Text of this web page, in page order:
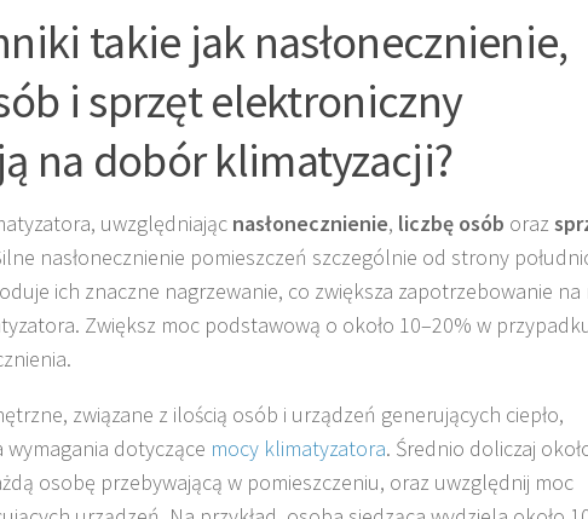
takie jak nasłonecznienie,
i sprzęt elektroniczny
na dobór klimatyzacji?
uwzględniając nasłonecznienie, liczbę osób oraz
nasłonecznienie pomieszczeń szczególnie od strony
ich znaczne nagrzewanie, co zwiększa zapotrzebowanie na
Zwiększ moc podstawową o około 10–20% w
związane z ilością osób i urządzeń generujących ciepło,
wymagania dotyczące mocy klimatyzatora. Średnio doliczaj
osobę przebywającą w pomieszczeniu, oraz uwzględnij moc